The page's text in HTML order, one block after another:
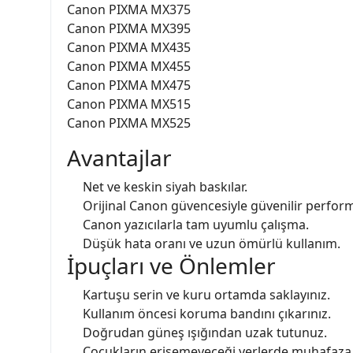
Canon PIXMA MX375
Canon PIXMA MX395
Canon PIXMA MX435
Canon PIXMA MX455
Canon PIXMA MX475
Canon PIXMA MX515
Canon PIXMA MX525
Avantajlar
Net ve keskin siyah baskılar.
Orijinal Canon güvencesiyle güvenilir
Canon yazıcılarla tam uyumlu çalışma.
Düşük hata oranı ve uzun ömürlü kullanım.
İpuçları ve Önlemler
Kartuşu serin ve kuru ortamda saklayınız.
Kullanım öncesi koruma bandını çıkarınız.
Doğrudan güneş ışığından uzak tutunuz.